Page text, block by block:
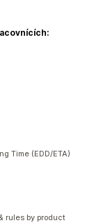
Time (EDD/ETA)
rules by product